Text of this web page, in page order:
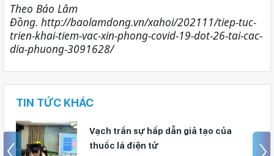
Theo Báo Lâm
Đồng. http://baolamdong.vn/xahoi/202111/tiep-tuc-
trien-khai-tiem-vac-xin-phong-covid-19-dot-26-tai-cac-
dia-phuong-3091628/
TIN TỨC KHÁC
Tuyên truyền không còn “khô cứng”:
Trường mầm non Lâm Đồng sáng tạo